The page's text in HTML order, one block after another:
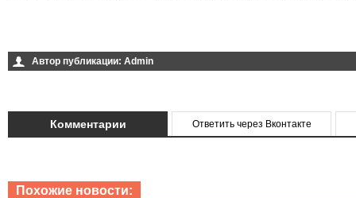
Автор публикации: Admin
Комментарии Ответить через Вконтакте
Похожие новости: